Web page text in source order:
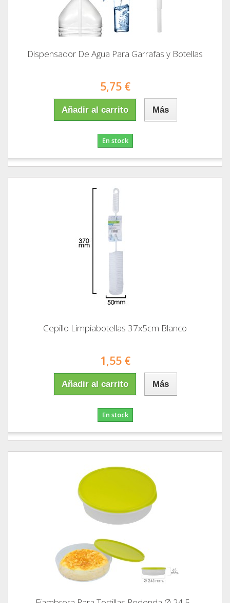
Dispensador De Agua Para Garrafas y Botellas
5,75 €
Añadir al carrito Más
En stock
Cepillo Limpiabotellas 37x5cm Blanco
1,55 €
Añadir al carrito Más
En stock